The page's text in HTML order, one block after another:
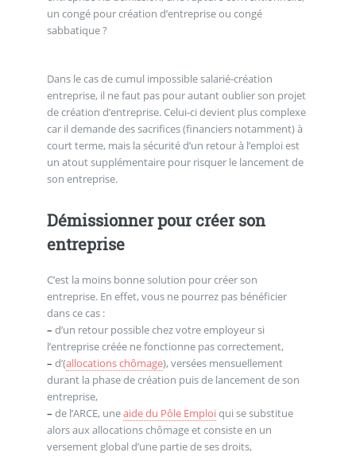
un congé pour création d’entreprise ou congé
sabbatique ?
Dans le cas de cumul impossible salarié-création
entreprise, il ne faut pas pour autant oublier son projet
de création d’entreprise. Celui-ci devient plus complexe
car il demande des sacrifices (financiers notamment) à
court terme, mais la sécurité d’un retour à l’emploi est
un atout supplémentaire pour risquer le lancement de
son entreprise.
Démissionner pour créer son
entreprise
C’est la moins bonne solution pour créer son
entreprise. En effet, vous ne pourrez pas bénéficier
dans ce cas :
– d’un retour possible chez votre employeur si
l’entreprise créée ne fonctionne pas correctement,
– d’(allocations chômage), versées mensuellement
durant la phase de création puis de lancement de son
entreprise,
– de l’ARCE, uneaide du Pôle Emploiqui se substitue
alors aux allocations chômage et consiste en un
versement global d’une partie de ses droits,